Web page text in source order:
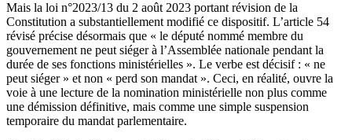
Mais la loi n°2023/13 du 2 août 2023 portant révision de la
Constitution a substantiellement modifié ce dispositif. L’article 54
révisé précise désormais que « le député nommé membre du
gouvernement ne peut siéger à l’Assemblée nationale pendant la
durée de ses fonctions ministérielles ». Le verbe est décisif : « ne
peut siéger » et non « perd son mandat ». Ceci, en réalité, ouvre la
voie à une lecture de la nomination ministérielle non plus comme
une démission définitive, mais comme une simple suspension
temporaire du mandat parlementaire.